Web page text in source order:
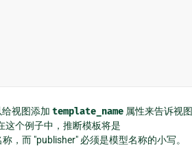
视图添加 template_name 属性来告诉视图
这个例子中，推断模板将是
，而 "publisher" 必须是模型名称的小写。